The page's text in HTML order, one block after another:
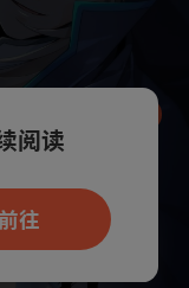
App新用
阅读
往